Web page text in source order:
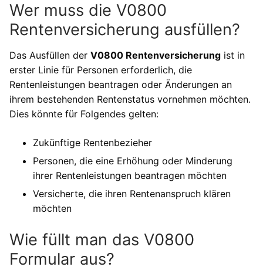
Wer muss die V0800
Rentenversicherung ausfüllen?
Das Ausfüllen der V0800 Rentenversicherung ist in
erster Linie für Personen erforderlich, die
Rentenleistungen beantragen oder Änderungen an
ihrem bestehenden Rentenstatus vornehmen möchten.
Dies könnte für Folgendes gelten:
Zukünftige Rentenbezieher
Personen, die eine Erhöhung oder Minderung
ihrer Rentenleistungen beantragen möchten
Versicherte, die ihren Rentenanspruch klären
möchten
Wie füllt man das V0800
Formular aus?